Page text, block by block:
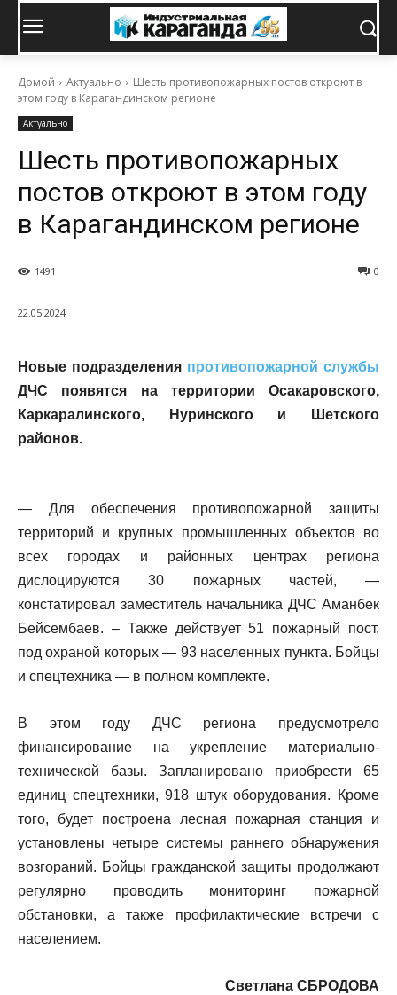
Домой Актуально
Шесть противопожарных постов откроют в
этом году в Карагандинском регионе
Актуально
Шесть противопожарных
постов откроют в этом году
в Карагандинском регионе
0
1491
22.05.2024
Новые подразделения противопожарной службы
ДЧС появятся на территории Осакаровского,
Каркаралинского, Нуринского и Шетского
районов.
— Для обеспечения противопожарной защиты
территорий и крупных промышленных объектов во
всех городах и районных центрах региона
дислоцируются 30 пожарных частей, —
констатировал заместитель начальника ДЧС Аманбек
Бейсембаев. – Также действует 51 пожарный пост,
под охраной которых — 93 населенных пункта. Бойцы
и спецтехника — в полном комплекте.
В этом году ДЧС региона предусмотрело
финансирование на укрепление материально-
технической базы. Запланировано приобрести 65
единиц спецтехники, 918 штук оборудования. Кроме
того, будет построена лесная пожарная станция и
установлены четыре системы раннего обнаружения
возгораний. Бойцы гражданской защиты продолжают
регулярно проводить мониторинг пожарной
обстановки, а также профилактические встречи с
населением.
Светлана СБРОДОВА